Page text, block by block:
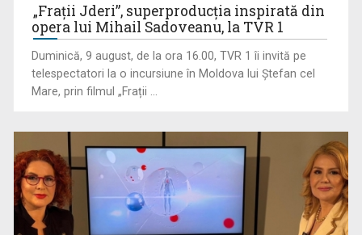
INFO ETNIC: Patriotism, identitate și lecțiile istoriei, într-o
nouă ediție ...
MĂDĂLINA CHIŢU
Deși absolventă de uman, a acceptat provocarea ...
„Frații Jderi”, superproducția inspirată din
opera lui Mihail Sadoveanu, la TVR 1
Duminică, 9 august, de la ora 16.00, TVR 1 îi invită pe
telespectatori la o incursiune în Moldova lui Ștefan cel
Mare, prin filmul „Frații ...